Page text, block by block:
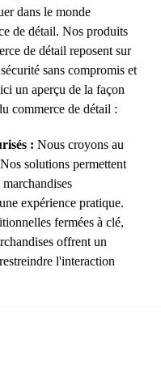
dans le monde
de détail. Nos produits
de détail reposent sur
sans compromis et
un aperçu de la façon
commerce de détail :
: Nous croyons au
solutions permettent
expérience pratique.
fermées à clé,
offrent un
l'interaction